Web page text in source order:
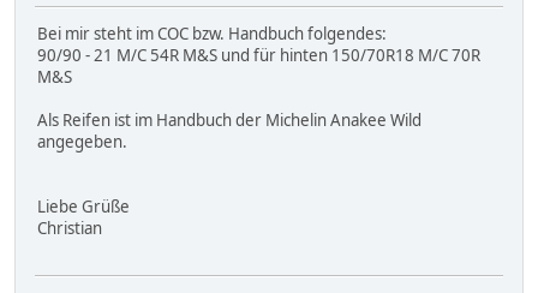
Bei mir steht im COC bzw. Handbuch folgendes:
90/90 - 21 M/C 54R M&S und für hinten 150/70R18 M/C 70R
M&S
Als Reifen ist im Handbuch der Michelin Anakee Wild
angegeben.
Liebe Grüße
Christian